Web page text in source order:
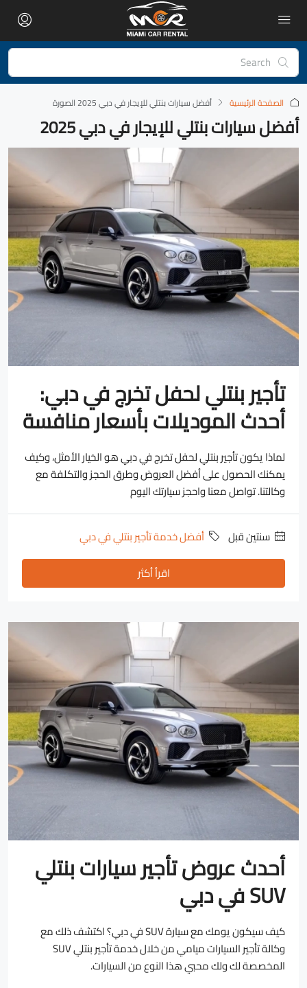
الصفحة الرئيسية ‏أفضل سيارات بنتلي للإيجار في دبي 2025 الصورة
أفضل سيارات بنتلي للإيجار في دبي 2025
تأجير بنتلي لحفل تخرج في دبي:
أحدث الموديلات بأسعار منافسة
لماذا يكون تأجير بنتلي لحفل تخرج في دبي هو الخيار الأمثل، وكيف
يمكنك الحصول على أفضل العروض وطرق الحجز والتكلفة مع
وكالتنا. تواصل معنا واحجز سيارتك اليوم
‏سنتين قبل
أفضل خدمة تأجير بنتلي في دبي
اقرأ أكثر
أحدث عروض تأجير سيارات بنتلي
SUV في دبي
كيف سيكون يومك مع سيارة SUV في دبي؟ اكتشف ذلك مع
وكالة تأجير السيارات ميامي من خلال خدمة تأجير بنتلي SUV
المخصصة لك ولك محبي هذا النوع من السيارات.